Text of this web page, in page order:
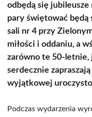
odbędą się jubileusze
pary świętować
sali nr 4 przy
miłości i oddaniu, a
zarówno te 50-letnie,
serdecznie
wyjątkowej
Podczas wydarzenia